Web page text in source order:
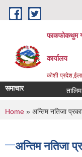
Skip to main content
फाकफोकथुम
कार्यालय
कोशी
समाचार तालिम
You are
Home » अन्तिम नतिजा
अन्तिम नतिजा